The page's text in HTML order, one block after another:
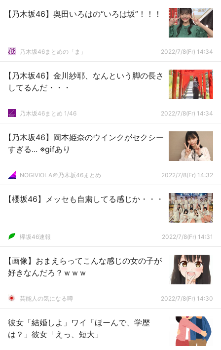
【乃木坂46】奥田いろはの“いろは坂”！！！
乃木坂46まとめの「ま」 2022/7/8(Fr) 14:34
【乃木坂46】金川紗耶、なんという脚の長さ
してるんだ・・・
乃木坂46まとめ 1/46 2022/7/8(Fr) 14:34
【乃木坂46】岡本姫奈のウインクがセクシー
すぎる... ※gifあり
NOGIVIOLA＠乃木坂46まとめ 2022/7/8(Fr) 14:32
【櫻坂46】メッセも自粛してる感じか・・・
欅坂46速報 2022/7/8(Fr) 14:31
【画像】おまえらってこんな感じの女の子が
好きなんだろ？ｗｗｗ
芸能人の気になる噂 2022/7/8(Fr) 14:30
彼女「結婚しよ」ワイ「ほーんで、学歴
は？」彼女「えっ、短大」